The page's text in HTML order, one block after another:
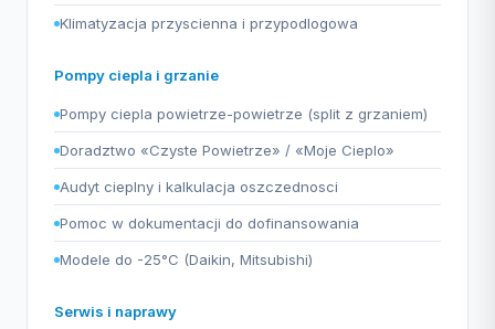
Klimatyzacja przyscienna i przypodlogowa
Pompy ciepla i grzanie
Pompy ciepla powietrze-powietrze (split z grzaniem)
Doradztwo «Czyste Powietrze» / «Moje Cieplo»
Audyt cieplny i kalkulacja oszczednosci
Pomoc w dokumentacji do dofinansowania
Modele do -25°C (Daikin, Mitsubishi)
Serwis i naprawy